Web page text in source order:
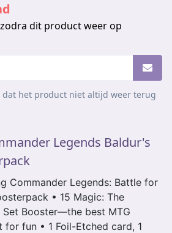
dit product weer op
dat het product niet altijd weer terug
Legends Baldur's
Commander Legends: Battle for
• 15 Magic: The
Set Booster—the best MTG
fun • 1 Foil-Etched card, 1